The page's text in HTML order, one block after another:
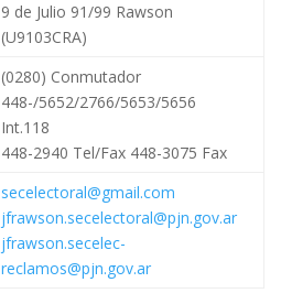
9 de Julio 91/99 Rawson
(U9103CRA)
(0280) Conmutador
448-/5652/2766/5653/5656
Int.118
448-2940 Tel/Fax 448-3075 Fax
secelectoral@gmail.com
jfrawson.secelectoral@pjn.gov.ar
jfrawson.secelec-
reclamos@pjn.gov.ar